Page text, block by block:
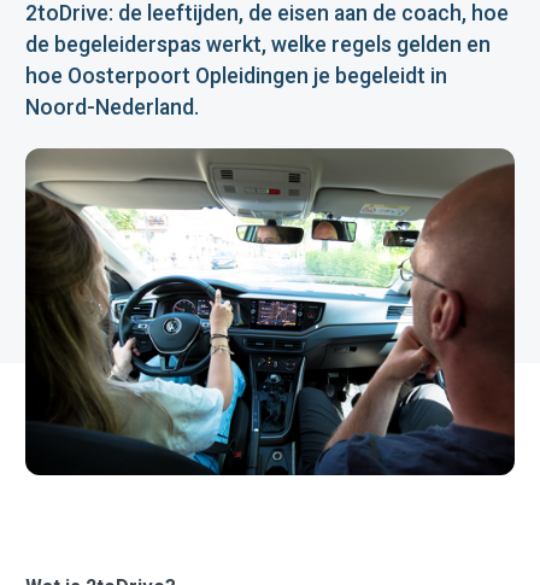
2toDrive: de leeftijden, de eisen aan de coach, hoe
de begeleiderspas werkt, welke regels gelden en
hoe Oosterpoort Opleidingen je begeleidt in
Noord-Nederland.